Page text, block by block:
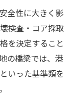
全性に大きく影
検査・コア採取
を決定すること
の橋梁では、港
いった基準類を